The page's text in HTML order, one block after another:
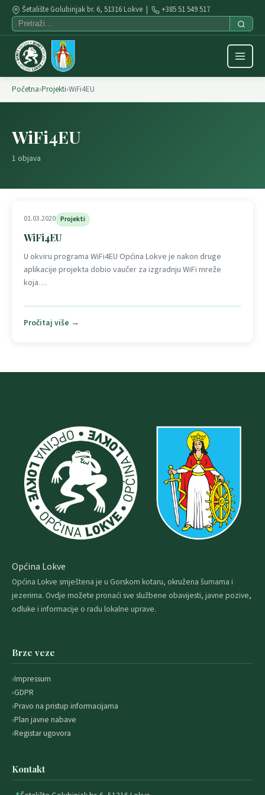
Šetalište Golubinjak br. 6, 51316 Lokve | +385 51 549 517
Početna›Projekti›WiFi4EU
WiFi4EU
1 objava
01.03.2020 Projekti
WiFi4EU
U okviru programa WiFi4EU Općina Lokve je nakon druge
aplikacije projekta dobio vaučer za izgradnju WiFi mreže
koja…
Pročitaj više →
Općina Lokve
Općina Lokve smještena je u Gorskom kotaru, okružena šumama i
jezerima. Ovdje možete pronaći sve službene obavijesti, javne pozive,
odluke i informacije o radu lokalne uprave.
Brze veze
Impressum
GDPR
Pravo na pristup informacijama
Plan javne nabave
Registar ugovora
Kontakt